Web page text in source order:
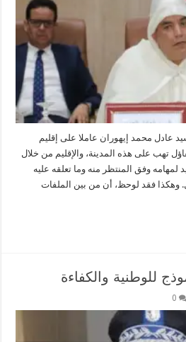
عادل محمد إيهوران عاملا على إقليم
تهب على هذه المدينة، والإقليم من خلال
لمهامه وفق المنتظر منه وما تعلقه عليه
وهكذا فقد لوحظ، أن من بين الملفات
للوطنية والكفاءة
0